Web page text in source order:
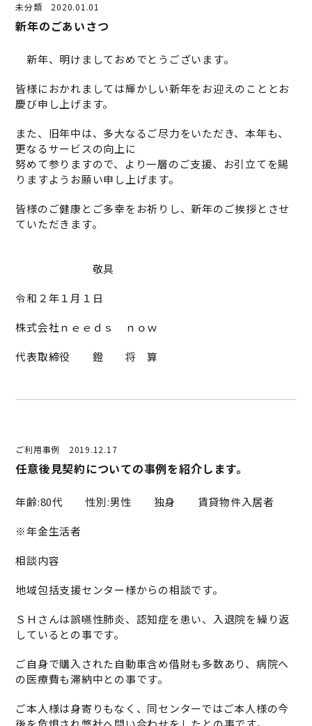
未分類 2020.01.01
新年のごあいさつ
新年、明けましておめでとうございます。
皆様におかれましては輝かしい新年をお迎えのこととお
慶び申し上げます。
また、旧年中は、多大なるご尽力をいただき、本年も、
更なるサービスの向上に
努めて参りますので、より一層のご支援、お引立てを賜
りますようお願い申し上げます。
皆様のご健康とご多幸をお祈りし、新年のご挨拶とさせ
ていただきます。
敬具
令和２年１月１日
株式会社ｎｅｅｄｓ ｎｏｗ
代表取締役 鐙 将 算
ご利用事例 2019.12.17
任意後見契約についての事例を紹介します。
年齢:80代 性別:男性 独身 賃貸物件入居者
※年金生活者
相談内容
地域包括支援センター様からの相談です。
ＳＨさんは誤嚥性肺炎、認知症を患い、入退院を繰り返
しているとの事です。
ご自身で購入された自動車含め借財も多数あり、病院へ
の医療費も滞納中との事です。
ご本人様は身寄りもなく、同センターではご本人様の今